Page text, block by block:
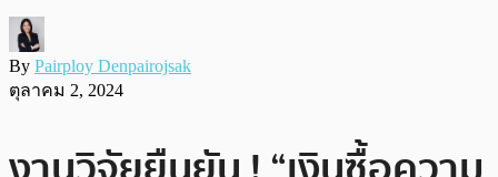
By Pairploy Denpairojsak
ตุลาคม 2, 2024